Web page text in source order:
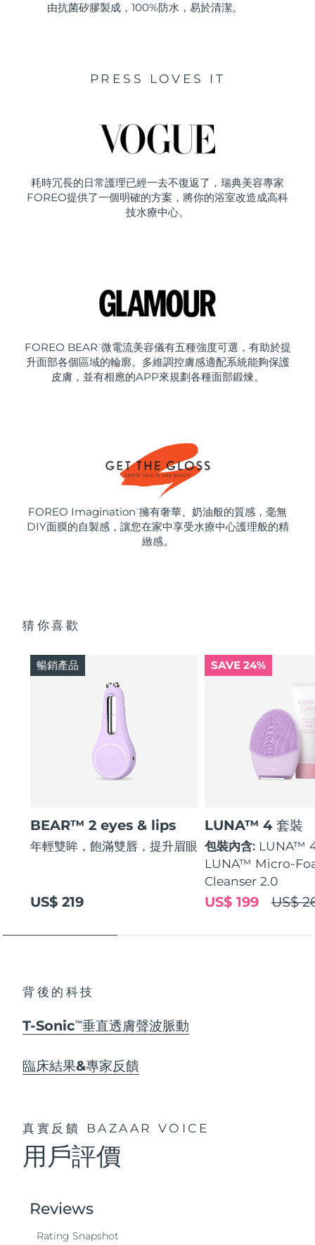
由抗菌矽膠製成，100%防水，易於清潔。
PRESS LOVES IT
耗時冗長的日常護理已經一去不復返了，瑞典美容專家
FOREO提供了一個明確的方案，將你的浴室改造成高科
技水療中心。
FOREO BEAR ™ 微電流美容儀有五種強度可選，有助於提
升面部各個區域的輪廓。多維調控膚感適配系統能夠保護
皮膚，並有相應的APP來規劃各種面部鍛煉。
FOREO Imagination ™ 擁有奢華、奶油般的質感，毫無
DIY面膜的自製感，讓您在家中享受水療中心護理般的精
緻感。
猜你喜歡
BEAR™ 2 eyes & lips
年輕雙眸，飽滿雙唇，提升眉眼
US$ 219
暢銷產品 SAVE 24%
LUNA™ 4 套裝
包裝內含: LUNA™
LUNA™ Micro-
Cleanser 2.0
US$
US$ 199
背後的科技
T-SonicTM 垂直透膚聲波脈動
臨床結果&專家反饋
真實反饋 BAZAAR VOICE
用戶評價